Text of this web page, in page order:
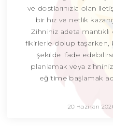
ve dostlarınızla olan
bir hız ve netlik
Zihniniz adeta
fikirlerle dolup
şekilde ifade
planlamak veya
eğitime başlamak
20 Haziran